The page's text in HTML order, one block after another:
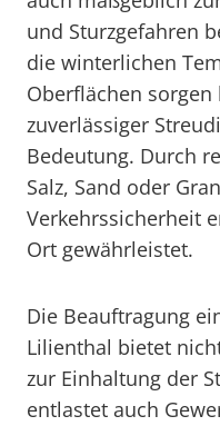
und Sturzgefahren
die winterlichen
Oberflächen
zuverlässiger
Bedeutung. Durch
Salz, Sand oder
Verkehrssicherheit
Ort gewährleistet.
Die Beauftragung
Lilienthal bietet
zur Einhaltung der
entlastet auch